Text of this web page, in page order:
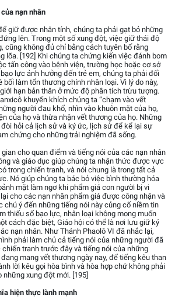
nạn nhân
giữ được nhân tính, chúng ta phải gạt bỏ những
lên. Trong một số xung đột, việc giữ thái độ
cũng không đủ chỉ bằng cách tuyên bố rằng
lõa. [192] Khi chúng ta chứng kiến việc đánh bom
tấn công vào bệnh viện, trường học hoặc cơ sở
lực ảnh hưởng đến trẻ em, chúng ta phải đối
bối làm tổn thương chính nhân loại. Vì lý do này,
hạn bản thân ở mức độ phân tích trừu tượng.
khuyến khích chúng ta “chạm vào vết
người đau khổ, nhìn vào khuôn mặt của họ,
của họ và thừa nhận vết thương của họ. Những
hỏi cả lịch sử và ký ức, lịch sử để kể lại sự
chứng cho những trải nghiệm đã sống.
cho quan điểm và tiếng nói của các nạn nhân
và giáo dục giúp chúng ta nhận thức được vực
trong chiến tranh, và nói chung là trong tất cả
Nó giúp chúng ta bác bỏ việc bình thường hóa
mặt làm ngơ khi phẩm giá con người bị vi
cho các nạn nhân phẩm giá được công nhận và
chú ý đến những tiếng nói này củng cố niềm tin
thiểu số bạo lực, nhân loại không mong muốn
cách đặc biệt, Giáo hội có thể là nơi lưu giữ ký
nạn nhân. Như Thánh Phaolô VI đã nhắc lại,
phải làm chủ cả tiếng nói của những người đã
tranh trước đây và tiếng nói của những
mang vết thương ngày nay, để tiếng kêu than
lời kêu gọi hòa bình và hòa hợp chứ không phải
những xung đột mới. [195]
hiện thực lành mạnh